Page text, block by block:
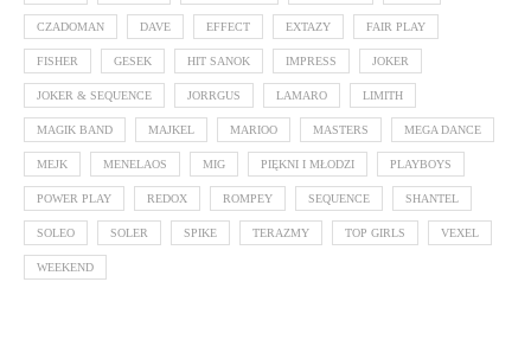
CZADOMAN DAVE EFFECT EXTAZY FAIR PLAY
FISHER GESEK HIT SANOK IMPRESS JOKER
JOKER & SEQUENCE JORRGUS LAMARO LIMITH
MAGIK BAND MAJKEL MARIOO MASTERS MEGA DANCE
MEJK MENELAOS MIG PIĘKNI I MŁODZI PLAYBOYS
POWER PLAY REDOX ROMPEY SEQUENCE SHANTEL
SOLEO SOLER SPIKE TERAZMY TOP GIRLS VEXEL
WEEKEND